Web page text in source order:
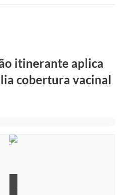
itinerante aplica
cobertura vacinal